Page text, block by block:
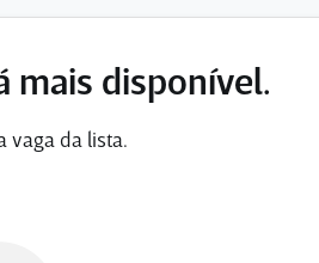
mais disponível.
vaga da lista.